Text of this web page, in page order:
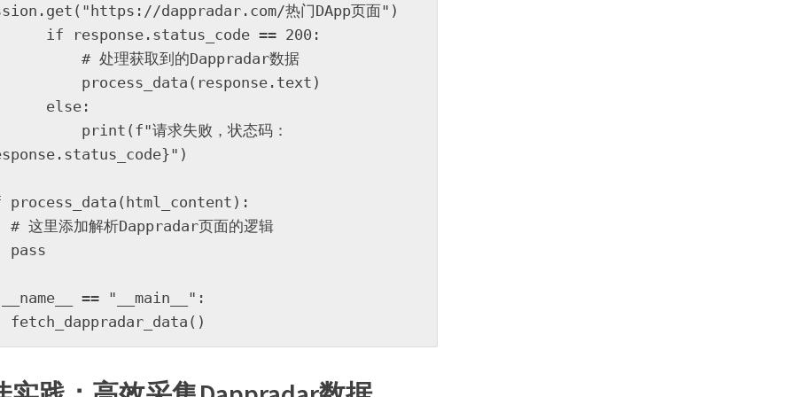
dappradar.com/热门DApp页面")
process_data(html_content):
== "__main__":
    fetch_dappradar_data()